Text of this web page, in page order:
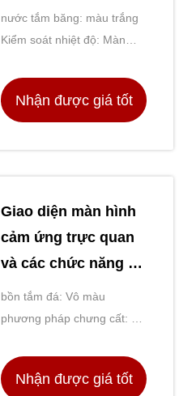
Bath Series cho
phòng thí nghiệm và
nghiệp
nước tắm băng: màu trắng
Kiểm soát nhiệt độ: Màn
Nhận được giá tốt
Giao diện màn hình
cảm ứng trực quan
và các chức năng tự
động trong loạt
phòng tắm băng của
dàng vận hành
bồn tắm đá: Vô màu
phương pháp chưng cất: Sự
Nhận được giá tốt